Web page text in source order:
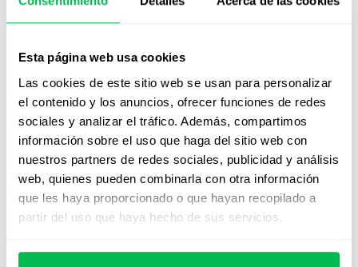
Esta página web usa cookies
Las cookies de este sitio web se usan para personalizar
el contenido y los anuncios, ofrecer funciones de redes
sociales y analizar el tráfico. Además, compartimos
información sobre el uso que haga del sitio web con
nuestros partners de redes sociales, publicidad y análisis
web, quienes pueden combinarla con otra información
que les haya proporcionado o que hayan recopilado a
partir del uso que haya hecho de sus servicios.
Sin embargo, una persona también puede ser
después de su cese si tiene información sobre
irregularidades en una empresa determinada.
Denuncia de irregularidades:
Beneficios y oportunidades
A los denunciantes se les suele condenar como traidores
o informantes, y la denuncia de irregularidades sigue
siendo vista por muchos como algo perjudicial para una